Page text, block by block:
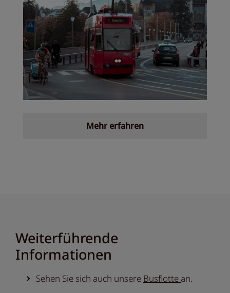
Mehr erfahren
Weiterführende
Informationen
Sehen Sie sich auch unsere Busflotte an.